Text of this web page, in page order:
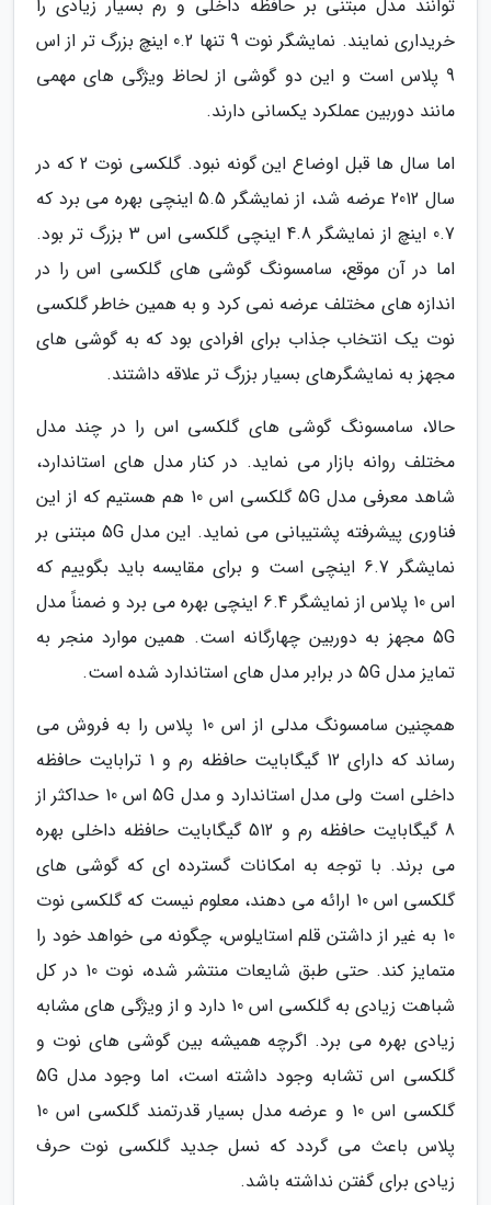
توانند مدل مبتنی بر حافظه داخلی و رم بسیار زیادی را
خریداری نمایند. نمایشگر نوت 9 تنها 0.2 اینچ بزرگ تر از اس
9 پلاس است و این دو گوشی از لحاظ ویژگی های مهمی
مانند دوربین عملکرد یکسانی دارند.
اما سال ها قبل اوضاع این گونه نبود. گلکسی نوت 2 که در
سال 2012 عرضه شد، از نمایشگر 5.5 اینچی بهره می برد که
0.7 اینچ از نمایشگر 4.8 اینچی گلکسی اس 3 بزرگ تر بود.
اما در آن موقع، سامسونگ گوشی های گلکسی اس را در
اندازه های مختلف عرضه نمی کرد و به همین خاطر گلکسی
نوت یک انتخاب جذاب برای افرادی بود که به گوشی های
مجهز به نمایشگرهای بسیار بزرگ تر علاقه داشتند.
حالا، سامسونگ گوشی های گلکسی اس را در چند مدل
مختلف روانه بازار می نماید. در کنار مدل های استاندارد،
شاهد معرفی مدل 5G گلکسی اس 10 هم هستیم که از این
فناوری پیشرفته پشتیبانی می نماید. این مدل 5G مبتنی بر
نمایشگر 6.7 اینچی است و برای مقایسه باید بگوییم که
اس 10 پلاس از نمایشگر 6.4 اینچی بهره می برد و ضمناً مدل
5G مجهز به دوربین چهارگانه است. همین موارد منجر به
تمایز مدل 5G در برابر مدل های استاندارد شده است.
همچنین سامسونگ مدلی از اس 10 پلاس را به فروش می
رساند که دارای 12 گیگابایت حافظه رم و 1 ترابایت حافظه
داخلی است ولی مدل استاندارد و مدل 5G اس 10 حداکثر از
8 گیگابایت حافظه رم و 512 گیگابایت حافظه داخلی بهره
می برند. با توجه به امکانات گسترده ای که گوشی های
گلکسی اس 10 ارائه می دهند، معلوم نیست که گلکسی نوت
10 به غیر از داشتن قلم استایلوس، چگونه می خواهد خود را
متمایز کند. حتی طبق شایعات منتشر شده، نوت 10 در کل
شباهت زیادی به گلکسی اس 10 دارد و از ویژگی های مشابه
زیادی بهره می برد. اگرچه همیشه بین گوشی های نوت و
گلکسی اس تشابه وجود داشته است، اما وجود مدل 5G
گلکسی اس 10 و عرضه مدل بسیار قدرتمند گلکسی اس 10
پلاس باعث می گردد که نسل جدید گلکسی نوت حرف
زیادی برای گفتن نداشته باشد.